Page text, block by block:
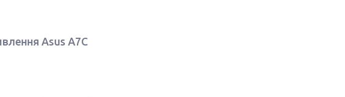
Asus A7C